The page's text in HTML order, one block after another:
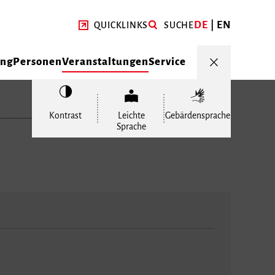
QUICKLINKS SUCHEDE EN
Personen Veranstaltungen Service
Kontrast
Leichte
Sprache
Gebärdensprache